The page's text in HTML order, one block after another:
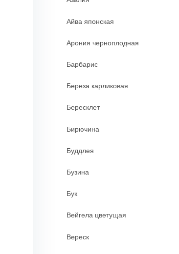
Айва японская
Арония черноплодная
Барбарис
Береза карликовая
Бересклет
Бирючина
Буддлея
Бузина
Бук
Вейгела цветущая
Вереск